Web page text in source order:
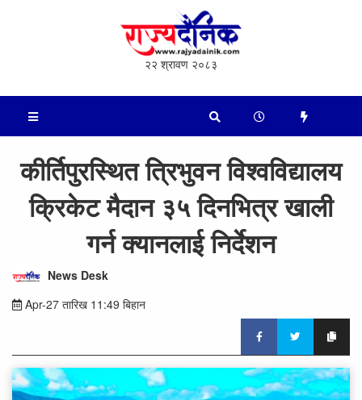
२२ श्रावण २०८३
कीर्तिपुरस्थित त्रिभुवन विश्वविद्यालय
क्रिकेट मैदान ३५ दिनभित्र खाली
गर्न क्यानलाई निर्देशन
News Desk
Apr-27 तारिख 11:49 बिहान